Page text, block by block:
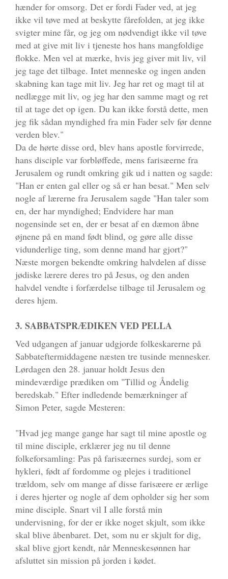
hænder for omsorg. Det er fordi Fader ved, at jeg
ikke vil tøve med at beskytte fårefolden, at jeg ikke
svigter mine får, og jeg om nødvendigt ikke vil tøve
med at give mit liv i tjeneste hos hans mangfoldige
flokke. Men vel at mærke, hvis jeg giver mit liv, vil
jeg tage det tilbage. Intet menneske og ingen anden
skabning kan tage mit liv. Jeg har ret og magt til at
nedlægge mit liv, og jeg har den samme magt og ret
til at tage det op igen. Du kan ikke forstå dette, men
jeg fik sådan myndighed fra min Fader selv før denne
verden blev."
Da de hørte disse ord, blev hans apostle forvirrede,
hans disciple var forbløffede, mens farisæerne fra
Jerusalem og rundt omkring gik ud i natten og sagde:
"Han er enten gal eller og så er han besat." Men selv
nogle af lærerne fra Jerusalem sagde "Han taler som
en, der har myndighed; Endvidere har man
nogensinde set en, der er besat af en dæmon åbne
øjnene på en mand født blind, og gøre alle disse
vidunderlige ting, som denne mand har gjort?"
Næste morgen bekendte omkring halvdelen af disse
jødiske lærere deres tro på Jesus, og den anden
halvdel vendte i forfærdelse tilbage til Jerusalem og
deres hjem.
3. SABBATSPRÆDIKEN VED PELLA
Ved udgangen af januar udgjorde folkeskarerne på
Sabbateftermiddagene næsten tre tusinde mennesker.
Lørdagen den 28. januar holdt Jesus den
mindeværdige prædiken om "Tillid og Åndelig
beredskab." Efter indledende bemærkninger af
Simon Peter, sagde Mesteren:
"Hvad jeg mange gange har sagt til mine apostle og
til mine disciple, erklærer jeg nu til denne
folkeforsamling: Pas på farisæernes surdej, som er
hykleri, født af fordomme og plejes i traditionel
trældom, selv om mange af disse farisæere er ærlige
i deres hjerter og nogle af dem opholder sig her som
mine disciple. Snart vil I alle forstå min
undervisning, for der er ikke noget skjult, som ikke
skal blive åbenbaret. Det, som nu er skjult for dig,
skal blive gjort kendt, når Menneskesønnen har
afsluttet sin mission på jorden i kødet.